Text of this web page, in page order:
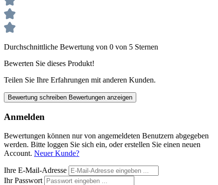
Durchschnittliche Bewertung von 0 von 5 Sternen
Bewerten Sie dieses Produkt!
Teilen Sie Ihre Erfahrungen mit anderen Kunden.
Bewertung schreiben Bewertungen anzeigen
Anmelden
Bewertungen können nur von angemeldeten Benutzern abgegeben
werden. Bitte loggen Sie sich ein, oder erstellen Sie einen neuen
Account. Neuer Kunde?
Ihre E-Mail-Adresse
Ihr Passwort